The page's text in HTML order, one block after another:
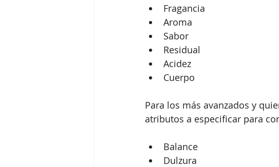
Fragancia
Aroma
Sabor
Residual
Acidez
Cuerpo
Para los más avanzados y
atributos a especificar para
Balance
Dulzura